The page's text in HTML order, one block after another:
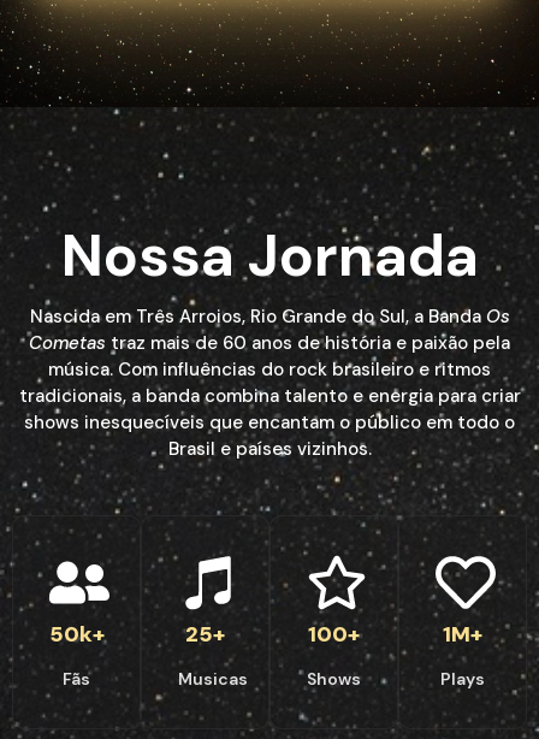
Nossa Jornada
Nascida em Três Arroios, Rio Grande do Sul, a Banda Os
Cometas traz mais de 60 anos de história e paixão pela
música. Com influências do rock brasileiro e ritmos
tradicionais, a banda combina talento e energia para criar
shows inesquecíveis que encantam o público em todo o
Brasil e países vizinhos.
50k+
Fãs
25+
Musicas
100+
Shows
1M+
Plays